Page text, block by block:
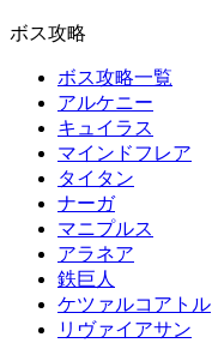
ボス攻略
ボス攻略一覧
アルケニー
キュイラス
マインドフレア
タイタン
ナーガ
マニプルス
アラネア
鉄巨人
ケツァルコアトル
リヴァイアサン